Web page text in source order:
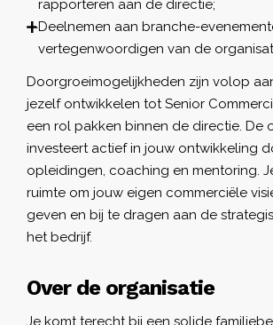
rapporteren aan de directie;
Deelnemen aan branche-
vertegenwoordigen van de
Doorgroeimogelijkheden zijn volop
jezelf ontwikkelen tot Senior
een rol pakken binnen de directie. De
investeert actief in jouw ontwikkeling
opleidingen, coaching en mentoring.
ruimte om jouw eigen commerciële
geven en bij te dragen aan de
het bedrijf.
Over de organisatie
Je komt terecht bij een solide